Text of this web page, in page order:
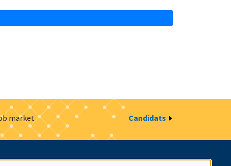
market Candidats
des cookies Intranet